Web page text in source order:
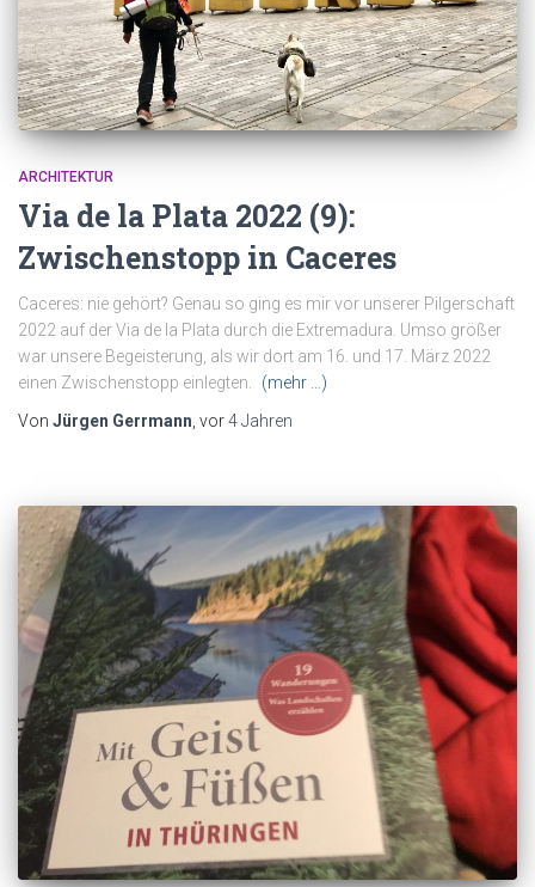
ARCHITEKTUR
Via de la Plata 2022 (9):
Zwischenstopp in Caceres
Caceres: nie gehört? Genau so ging es mir vor unserer Pilgerschaft
2022 auf der Via de la Plata durch die Extremadura. Umso größer
war unsere Begeisterung, als wir dort am 16. und 17. März 2022
einen Zwischenstopp einlegten.
(mehr …)
Von Jürgen Gerrmann , vor4 Jahren